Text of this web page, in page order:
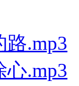
.mp3
.mp3